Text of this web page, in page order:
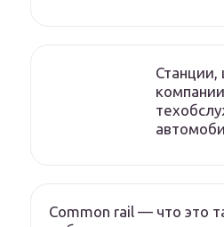
Станции,
компании
Common rail — что это